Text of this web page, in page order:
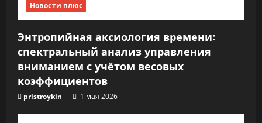
Новости плюс
Энтропийная аксиология времени:
спектральный анализ управления
вниманием с учётом весовых
коэффициентов
pristroykin_ 1 мая 2026